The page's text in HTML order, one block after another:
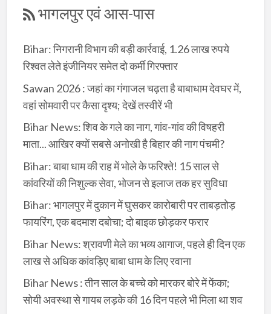
भागलपुर एवं आस-पास
Bihar: निगरानी विभाग की बड़ी कार्रवाई, 1.26 लाख रुपये
रिश्वत लेते इंजीनियर समेत दो कर्मी गिरफ्तार
Sawan 2026 : जहां का गंगाजल चढ़ता है बाबाधाम देवघर में,
वहां सोमवारी पर कैसा दृश्य; देखें तस्वीरें भी
Bihar News: शिव के गले का नाग, गांव-गांव की विषहरी
माता... आखिर क्यों सबसे अनोखी है बिहार की नाग पंचमी?
Bihar: बाबा धाम की राह में भोले के फरिश्ते! 15 साल से
कांवरियों की निशुल्क सेवा, भोजन से इलाज तक हर सुविधा
Bihar: भागलपुर में दुकान में घुसकर कारोबारी पर ताबड़तोड़
फायरिंग, एक बदमाश दबोचा; दो बाइक छोड़कर फरार
Bihar News: श्रावणी मेले का भव्य आगाज, पहले ही दिन एक
लाख से अधिक कांवड़िए बाबा धाम के लिए रवाना
Bihar News : तीन साल के बच्चे को मारकर बोरे में फेंका;
सोयी अवस्था से गायब लड़के की 16 दिन पहले भी मिला था शव